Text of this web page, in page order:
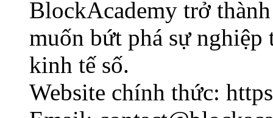
BlockAcademy trở
muốn bứt phá sự
kinh tế số.
Website chính thức: